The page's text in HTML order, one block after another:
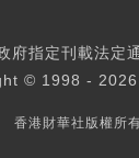
府指定刊載法定
© 1998 - 2026
香港財華社版權所